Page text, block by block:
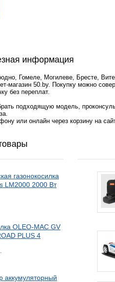
информация
Гомеле, Могилеве, Бресте,
магазин 50.by. Покупку можно
без переплат.
подходящую модель,
или онлайн через корзину на
газонокосилка
LM2000 2000 Вт
OLEO-MAC GV
PLUS 4
аккумуляторный